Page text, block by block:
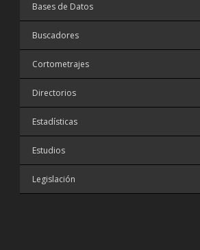
Bases de Datos
Buscadores
Cortometrajes
Directorios
Estadísticas
Estudios
Legislación